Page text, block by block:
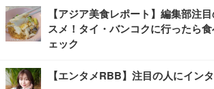
【アジア美食レポート】編集部注
スメ！タイ・バンコクに行ったら
ェック
【エンタメRBB】注目の人にイン